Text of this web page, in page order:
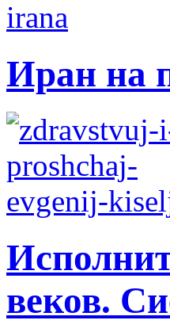
Иран на
веков.